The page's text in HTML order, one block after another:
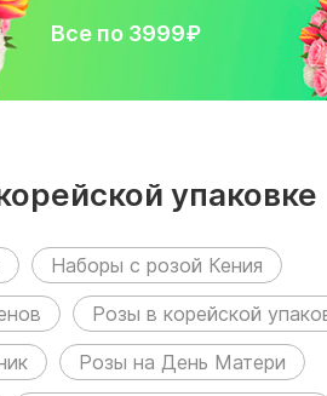
Все по 3999₽
упаковке
Наборы с розой Кения
Розы в корейской
Розы на День Матери